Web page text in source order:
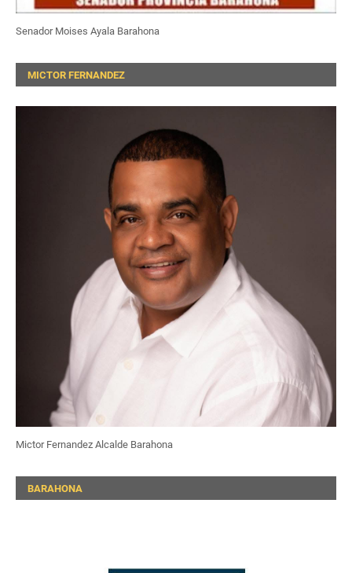
Senador Moises Ayala Barahona
MICTOR FERNANDEZ
Mictor Fernandez Alcalde Barahona
BARAHONA